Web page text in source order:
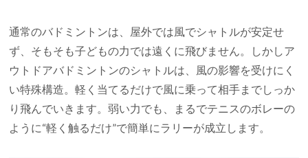
通常のバドミントンは、屋外では風でシャトルが安定せ
ず、そもそも子どもの力では遠くに飛びません。しかしア
ウトドアバドミントンのシャトルは、風の影響を受けにく
い特殊構造。軽く当てるだけで風に乗って相手までしっか
り飛んでいきます。弱い力でも、まるでテニスのボレーの
ように“軽く触るだけ”で簡単にラリーが成立します。